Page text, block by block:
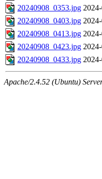
20240908_0353.jpg
20240908_0403.jpg
20240908_0413.jpg
20240908_0423.jpg
20240908_0433.jpg
Apache/2.4.52 (Ubuntu)